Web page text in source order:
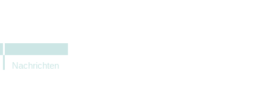
Nachrichten